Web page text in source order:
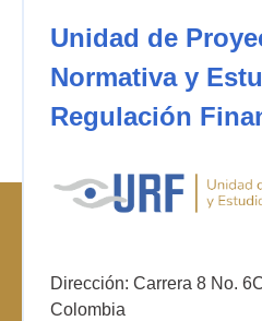
Unidad de
Normativa y
Regulación
Dirección: Carrera 8 No.
Colombia